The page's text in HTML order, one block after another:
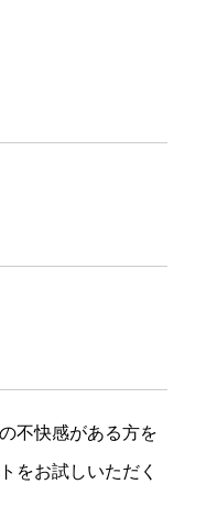
不快感がある方を
をお試しいただく